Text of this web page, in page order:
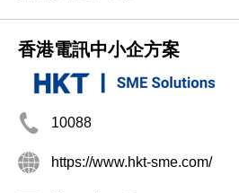
香港電訊中小企方案
10088
https://www.hkt-sme.com/